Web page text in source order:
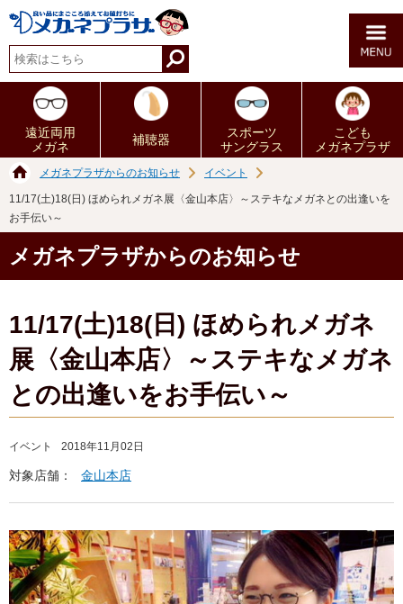
遠近両用
メガネ
補聴器
スポーツ
サングラス
こども
メガネプラザ
メガネプラザからのお知らせ イベント
11/17(土)18(日) ほめられメガネ展〈金山本店〉～ステキなメガネとの出逢いを
お手伝い～
メガネプラザからのお知らせ
11/17(土)18(日) ほめられメガネ
展〈金山本店〉～ステキなメガネ
との出逢いをお手伝い～
イベント 2018年11月02日
対象店舗： 金山本店